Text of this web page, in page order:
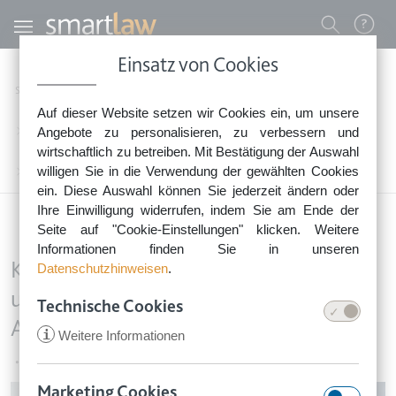
Einsatz von Cookies
Auf dieser Website setzen wir Cookies ein, um unsere
Angebote zu personalisieren, zu verbessern und
wirtschaftlich zu betreiben. Mit Bestätigung der Auswahl
willigen Sie in die Verwendung der gewählten Cookies
ein. Diese Auswahl können Sie jederzeit ändern oder
Ihre Einwilligung widerrufen, indem Sie am Ende der
Seite auf "Cookie-Einstellungen" klicken. Weitere
Informationen finden Sie in unseren
Datenschutzhinweisen.
Technische Cookies
i Weitere Informationen
Direkt zum Inhalt
0800 - 268 4 268 (kostenfrei)
Sie erreichen unser Service-Team:
Montag bis Freitag: 8-18 Uhr
Keine Rechtsberatung.
Benutzermenü
Startseite
Verträge kündigen & beenden
Keine Maklerprovision bei unwirksamer Verlängerung des Alleinauftrags
Keine Maklerprovision bei
unwirksamer Verlängerung des
Alleinauftrags
•
17. Juni 2020
Image